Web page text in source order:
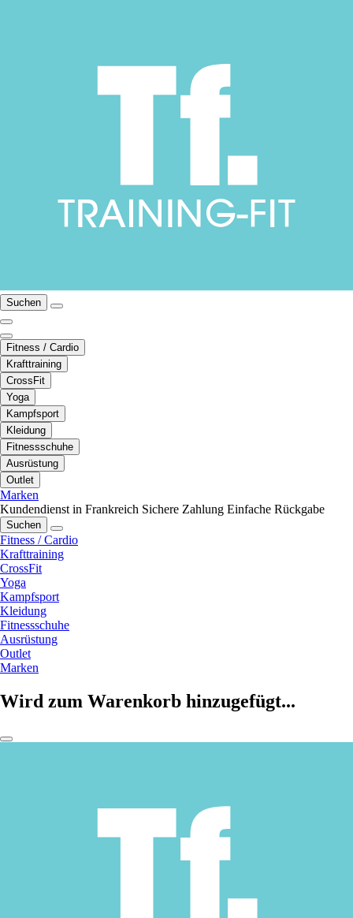
Suchen
Fitness / Cardio
Krafttraining
CrossFit
Yoga
Kampfsport
Kleidung
Fitnessschuhe
Ausrüstung
Outlet
Marken
Kundendienst in Frankreich Sichere Zahlung Einfache Rückgabe
Suchen
Fitness / Cardio
Krafttraining
CrossFit
Yoga
Kampfsport
Kleidung
Fitnessschuhe
Ausrüstung
Outlet
Marken
Wird zum Warenkorb hinzugefügt...